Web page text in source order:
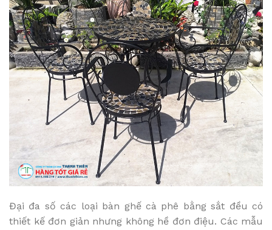
Đại đa số các loại bàn ghế cà phê bằng sắt đều có
thiết kế đơn giản nhưng không hề đơn điệu. Các mẫu